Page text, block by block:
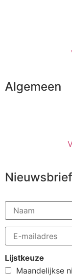
Algemeen
Nieuwsbrief
Lijstkeuze
Maandelijkse